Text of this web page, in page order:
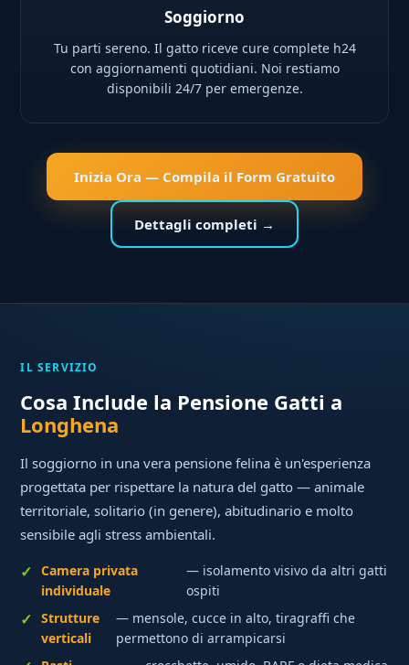
Soggiorno
Tu parti sereno. Il gatto riceve cure complete h24
con aggiornamenti quotidiani. Noi restiamo
disponibili 24/7 per emergenze.
Inizia Ora — Compila il Form Gratuito
Dettagli completi →
IL SERVIZIO
Cosa Include la Pensione Gatti a
Longhena
Il soggiorno in una vera pensione felina è un'esperienza
progettata per rispettare la natura del gatto — animale
territoriale, solitario (in genere), abitudinario e molto
sensibile agli stress ambientali.
Camera privata
individuale
— isolamento visivo da altri gatti
ospiti
Strutture
verticali
— mensole, cucce in alto, tiragraffi che
permettono di arrampicarsi